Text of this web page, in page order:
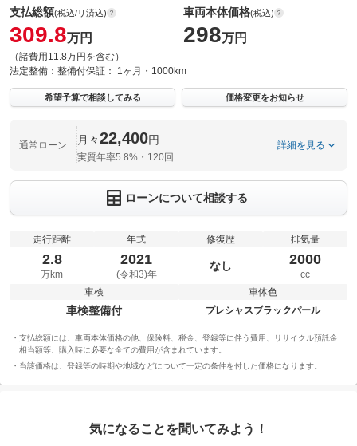
支払総額(税込/リ済込)
309.8万円
（諸費用11.8万円を含む）
車両本体価格(税込)
298万円
法定整備： 整備付保証： 1ヶ月・1000km
希望予算で相談してみる 価格変更をお知らせ
通常ローン 月々22,400円
実質年率5.8%・120回
詳細を見る
ローンについて相談する
走行距離
2.8
万km
年式
2021
(令和3)年
修復歴
なし
排気量
2000
cc
車検
車検整備付
車体色
プレシャスブラックパール
支払総額には、車両本体価格の他、保険料、税金、登録等に伴う費用、リサイクル預託金
相当額等、購入時に必要な全ての費用が含まれています。
当該価格は、登録等の時期や地域などについて一定の条件を付した価格になります。
気になることを聞いてみよう！